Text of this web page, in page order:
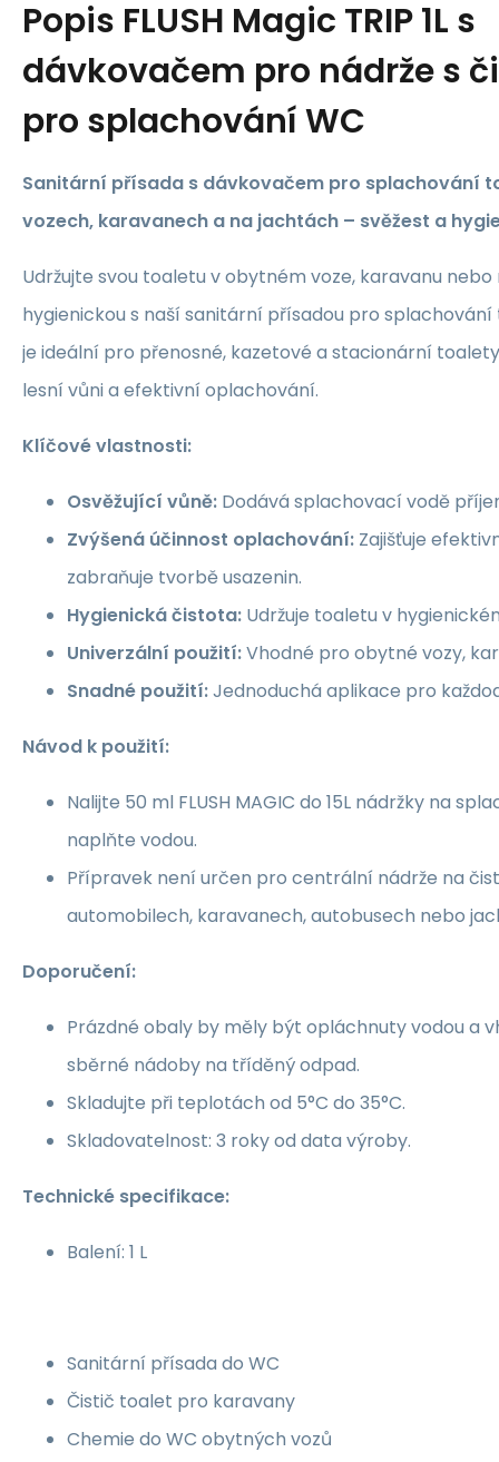
Popis FLUSH Magic TRIP 1L s
dávkovačem pro nádrže s
pro splachování WC
Sanitární přísada s dávkovačem pro splachování
vozech, karavanech a na jachtách – svěžest a
Udržujte svou toaletu v obytném voze, karavanu nebo
hygienickou s naší sanitární přísadou pro
je ideální pro přenosné, kazetové a stacionární
lesní vůni a efektivní oplachování.
Klíčové vlastnosti:
Osvěžující vůně: Dodává splachovací vodě
Zvýšená účinnost oplachování: Zajišťuje
zabraňuje tvorbě usazenin.
Hygienická čistota: Udržuje toaletu v
Univerzální použití:Vhodné pro obytné vozy,
Snadné použití:Jednoduchá aplikace pro
Návod k použití:
Nalijte 50 ml FLUSH MAGIC do 15L nádržky na
naplňte vodou.
Přípravek není určen pro centrální nádrže na
automobilech, karavanech, autobusech nebo
Doporučení:
Prázdné obaly by měly být opláchnuty vodou a
sběrné nádoby na tříděný odpad.
Skladujte při teplotách od 5°C do 35°C.
Skladovatelnost: 3 roky od data výroby.
Technické specifikace:
Balení: 1 L
Sanitární přísada do WC
Čistič toalet pro karavany
Chemie do WC obytných vozů